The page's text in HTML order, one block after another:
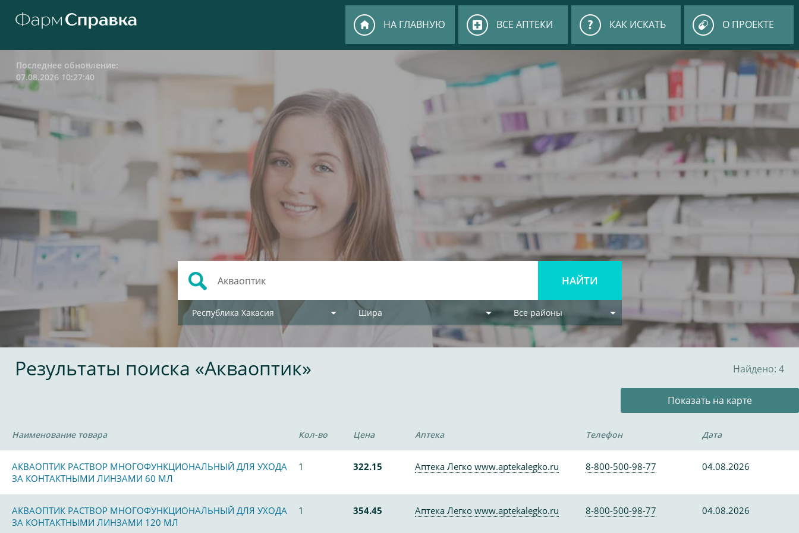
НА ГЛАВНУЮ ВСЕ АПТЕКИ КАК ИСКАТЬ О ПРОЕКТЕ
Последнее обновление:
07.08.2026 10:27:40
Республика Хакасия Шира Все районы
Результаты поиска «Акваоптик» Найдено: 4
Показать на карте
Наименование товара Кол-во Цена Аптека Телефон Дата
АКВАОПТИК РАСТВОР МНОГОФУНКЦИОНАЛЬНЫЙ ДЛЯ УХОДА
ЗА КОНТАКТНЫМИ ЛИНЗАМИ 60 МЛ
1 322.15 Аптека Легко www.aptekalegko.ru 8-800-500-98-77 04.08.2026
АКВАОПТИК РАСТВОР МНОГОФУНКЦИОНАЛЬНЫЙ ДЛЯ УХОДА
ЗА КОНТАКТНЫМИ ЛИНЗАМИ 120 МЛ
1 354.45 Аптека Легко www.aptekalegko.ru 8-800-500-98-77 04.08.2026